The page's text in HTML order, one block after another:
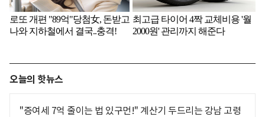
오늘의 핫뉴스
"증여세 7억 줄이는 법 있구먼!" 계산기 두드리는 강남 고령